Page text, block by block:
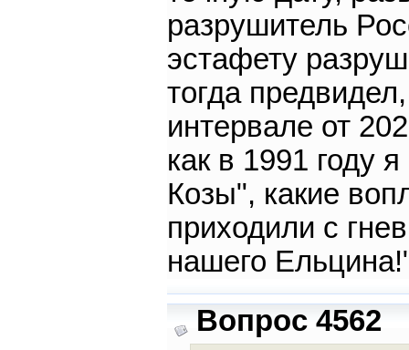
разрушитель
эстафету
тогда
интервале от
как в 1991 году
Козы", какие
приходили с
нашего
Вопрос 4562